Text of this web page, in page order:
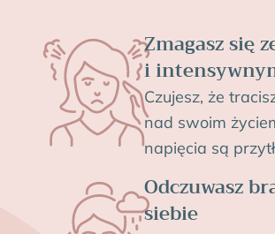
Zmagasz się
i
Czujesz, że
nad swoim
napięcia są
Odczuwasz
siebie